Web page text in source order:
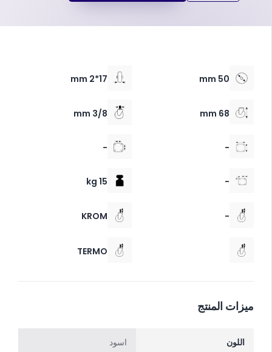
50 mm
17*2 mm
68 mm
3/8 mm
-
-
-
15 kg
-
KROM
TERMO
ميزات المنتج
اللون اسود